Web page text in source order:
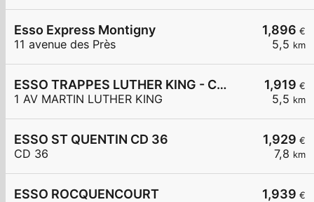
1,896 €
5,5 km
Esso Express Montigny
11 avenue des Près
1,919 €
5,5 km
ESSO TRAPPES LUTHER KING - CARREFOUR EXPRESS
1 AV MARTIN LUTHER KING
1,929 €
7,8 km
ESSO ST QUENTIN CD 36
CD 36
1,939 €
ESSO ROCQUENCOURT